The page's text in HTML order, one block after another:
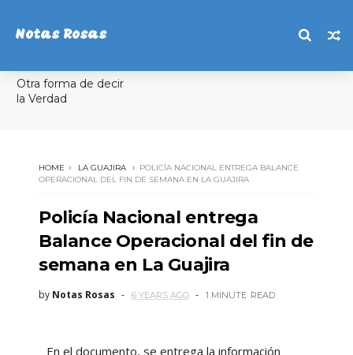
Notas Rosas
Otra forma de decir
la Verdad
HOME LA GUAJIRA
POLICÍA NACIONAL ENTREGA BALANCE
OPERACIONAL DEL FIN DE SEMANA EN LA GUAJIRA
Policía Nacional entrega
Balance Operacional del fin de
semana en La Guajira
by Notas Rosas 6 YEARS AGO 1 MINUTE READ
En el documento, se entrega la información